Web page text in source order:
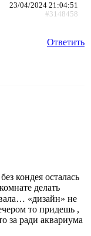
23/04/2024 21:04:51
#3148458
Ответить
кондея осталась
делать
«дизайн» не
то придешь ,
за ради аквариума